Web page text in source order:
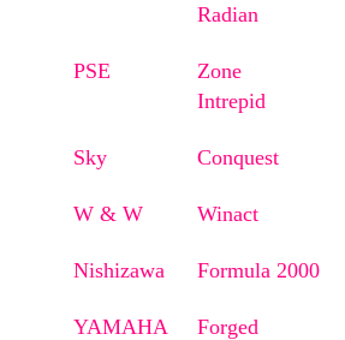
Radian
PSE
Zone
Intrepid
Sky Conquest
W & W Winact
Nishizawa Formula 2000
YAMAHA
Forged